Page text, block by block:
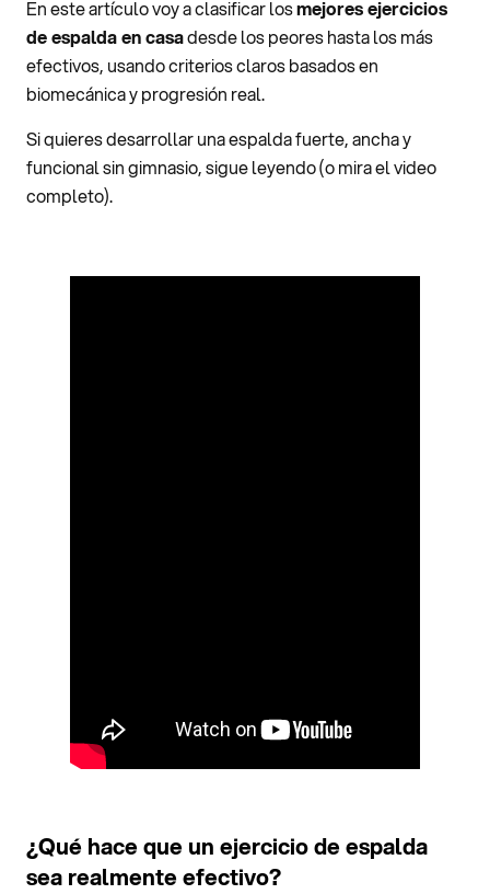
En este artículo voy a clasificar losmejores ejercicios
de espalda en casadesde los peores hasta los más
efectivos, usando criterios claros basados en
biomecánica y progresión real.
Si quieres desarrollar una espalda fuerte, ancha y
funcional sin gimnasio, sigue leyendo (o mira el video
completo).
¿Qué hace que un ejercicio de espalda
sea realmente efectivo?